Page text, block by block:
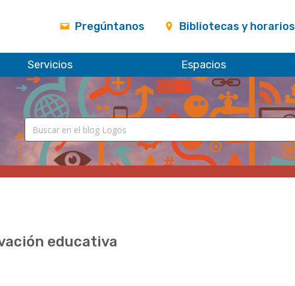
Pregúntanos Bibliotecas y horarios
Servicios Espacios
educativa